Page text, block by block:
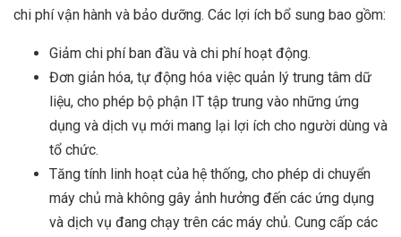
chi phí vận hành và bảo dưỡng. Các lợi ích bổ sung bao gồm:
Giảm chi phí ban đầu và chi phí hoạt động.
Đơn giản hóa, tự động hóa việc quản lý trung tâm dữ
liệu, cho phép bộ phận IT tập trung vào những ứng
dụng và dịch vụ mới mang lại lợi ích cho người dùng và
tổ chức.
Tăng tính linh hoạt của hệ thống, cho phép di chuyển
máy chủ mà không gây ảnh hưởng đến các ứng dụng
và dịch vụ đang chạy trên các máy chủ. Cung cấp các